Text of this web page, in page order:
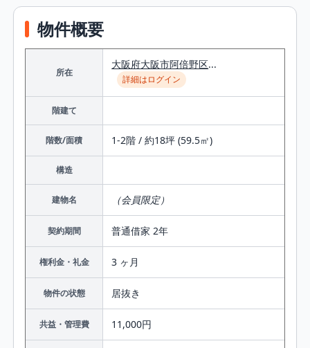
物件概要
所在
大阪府大阪市阿倍野区...
詳細はログイン
階建て
階数/面積 1-2階 / 約18坪 (59.5㎡)
構造
建物名 （会員限定）
契約期間 普通借家 2年
権利金・礼金 3 ヶ月
物件の状態 居抜き
共益・管理費 11,000円